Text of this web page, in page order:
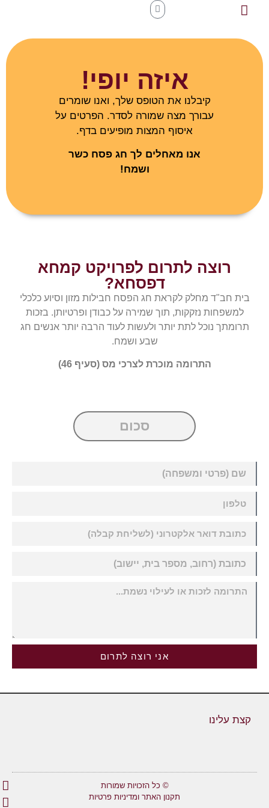
איזה יופי!
קיבלנו את הטופס שלך, ואנו שומרים
עבורך מצה שמורה לסדר. הפרטים על
איסוף המצות מופיעים בדף.
אנו מאחלים לך חג פסח כשר
ושמח!
רוצה לתרום לפרויקט קמחא
דפסחא?
בית חב"ד מחלק לקראת חג הפסח חבילות מזון וסיוע כלכלי
למשפחות נזקקות, תוך שמירה על כבודן ופרטיותן. בזכות
תרומתך נוכל לתת יותר ולעשות לעוד הרבה יותר אנשים חג
שבע ושמח.
התרומה מוכרת לצרכי מס (סעיף 46)
אני רוצה לתרום
קצת עלינו
© כל הזכויות שמורות
תקנון האתר ומדיניות פרטיות